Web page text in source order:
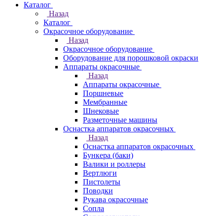
Каталог
Назад
Каталог
Окрасочное оборудование
Назад
Окрасочное оборудование
Оборудование для порошковой окраски
Аппараты окрасочные
Назад
Аппараты окрасочные
Поршневые
Мембранные
Шнековые
Разметочные машины
Оснастка аппаратов окрасочных
Назад
Оснастка аппаратов окрасочных
Бункера (баки)
Валики и роллеры
Вертлюги
Пистолеты
Поводки
Рукава окрасочные
Сопла